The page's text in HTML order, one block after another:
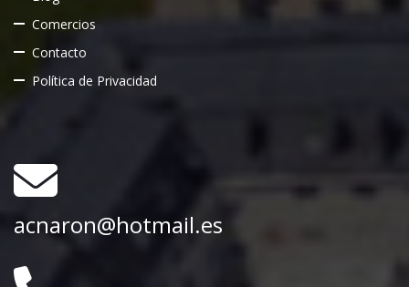
Comercios
Contacto
Política de Privacidad
acnaron@hotmail.es